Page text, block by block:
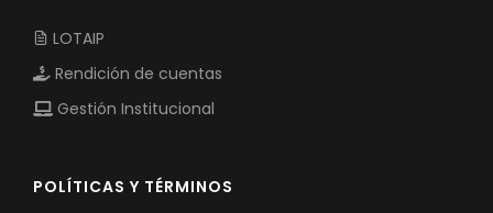
LOTAIP
Rendición de cuentas
Gestión Institucional
POLÍTICAS Y TÉRMINOS